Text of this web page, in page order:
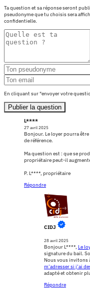
Ta question et sa réponse seront
pseudonyme que tu choisis sera
confidentielle.
En cliquant sur "envoyer votre
Publier la question
L****
27 avril 2025
Bonjour. Le loyer pourra
de référence.
Ma question est : que se
propriétaire peut-il
P. L****, propriétaire
Répondre
CIDJ
28 avril 2025
Bonjour L****, Le
signature du bail.
Nous vous invitons
m’adresser si j’ai
adapté et obtenir
Répondre